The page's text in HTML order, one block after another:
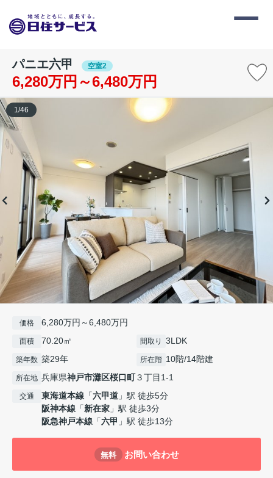
パニエ六甲 空室2
6,280万円～6,480万円
1/46
価格 6,280万円～6,480万円
面積 70.20㎡ 間取り 3LDK
築年数 築29年 所在階 10階/14階建
所在地 兵庫県神戸市灘区桜口町３丁目1-1
交通 東海道本線 「六甲道 」駅 徒歩5分
阪神本線 「新在家 」駅 徒歩3分
阪急神戸本線 「六甲 」駅 徒歩13分
無料 お問い合わせ